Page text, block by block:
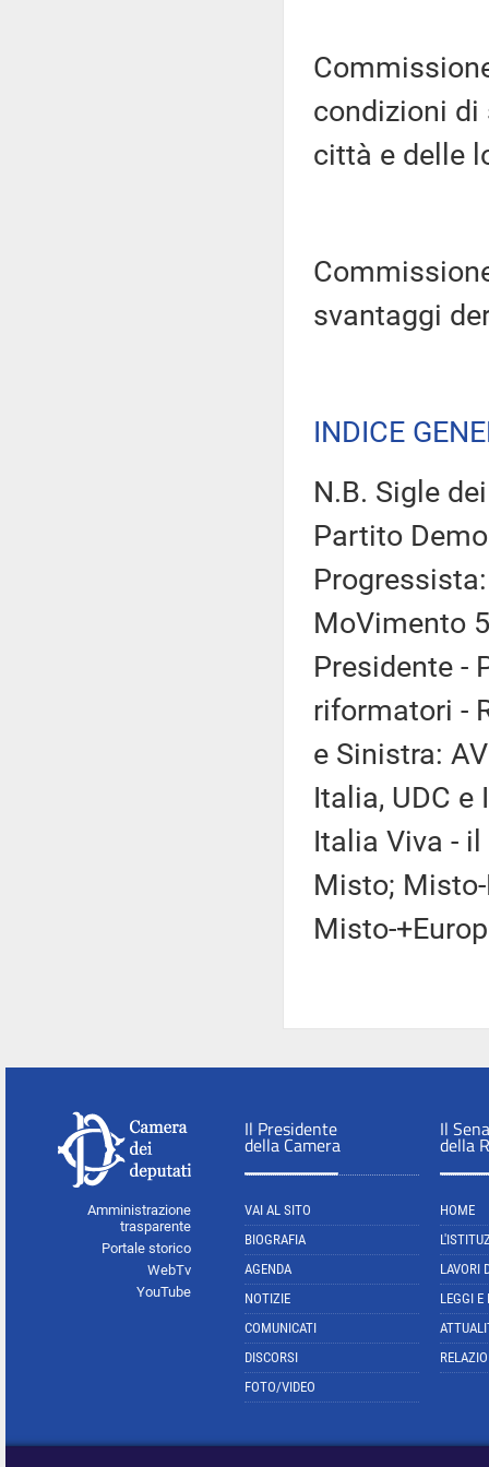
condizioni di
città e delle
svantaggi
INDICE
N.B. Sigle
Partito
MoVimento
Presidente -
riformatori -
e Sinistra:
Italia, UDC e
Italia Viva - il
Misto;
Misto-
Amministrazione
trasparente
Portale storico
WebTv
YouTube
Il Presidente
della Camera
VAI AL SITO
BIOGRAFIA
AGENDA
NOTIZIE
COMUNICATI
DISCORSI
FOTO/VIDEO
Il
della
HOME
LAVORI
LEGGI E